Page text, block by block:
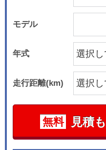
モデル
年式
走行距離(km)
無料 見積